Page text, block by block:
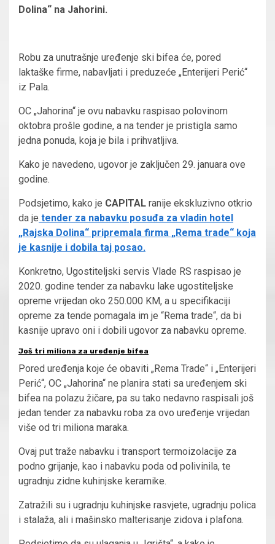
Dolina“ na Jahorini.
Robu za unutrašnje uređenje ski bifea će, pored
laktaške firme, nabavljati i preduzeće „Enterijeri Perić“
iz Pala.
OC „Jahorina“ je ovu nabavku raspisao polovinom
oktobra prošle godine, a na tender je pristigla samo
jedna ponuda, koja je bila i prihvatljiva.
Kako je navedeno, ugovor je zaključen 29. januara ove
godine.
Podsjetimo, kako je CAPITAL ranije ekskluzivno otkrio
da je tender za nabavku posuđa za vladin hotel
„Rajska Dolina“ pripremala firma „Rema trade“ koja
je kasnije i dobila taj posao.
Konkretno, Ugostiteljski servis Vlade RS raspisao je
2020. godine tender za nabavku lake ugostiteljske
opreme vrijedan oko 250.000 KM, a u specifikaciji
opreme za tende pomagala im je “Rema trade“, da bi
kasnije upravo oni i dobili ugovor za nabavku opreme.
Još tri miliona za uređenje bifea
Pored uređenja koje će obaviti „Rema Trade“ i „Enterijeri
Perić“, OC „Jahorina“ ne planira stati sa uređenjem ski
bifea na polazu žičare, pa su tako nedavno raspisali još
jedan tender za nabavku roba za ovo uređenje vrijedan
više od tri miliona maraka.
Ovaj put traže nabavku i transport termoizolacije za
podno grijanje, kao i nabavku poda od polivinila, te
ugradnju zidne kuhinjske keramike.
Zatražili su i ugradnju kuhinjske rasvjete, ugradnju polica
i stalaža, ali i mašinsko malterisanje zidova i plafona.